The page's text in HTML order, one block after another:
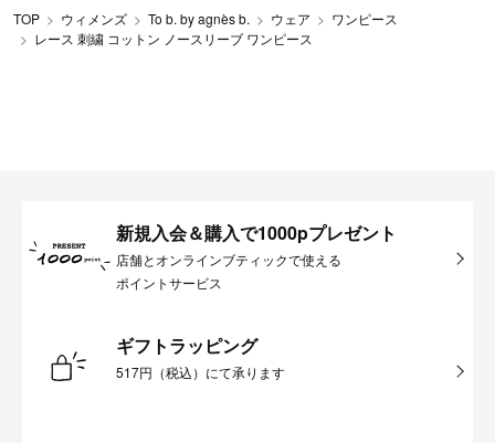
TOP ウィメンズ To b. by agnès b. ウェア
ワンピース
レース 刺繍 コットン ノースリーブ ワンピース
新規入会＆購入で1000pプレゼント
店舗とオンラインブティックで使える
ポイントサービス
ギフトラッピング
517円（税込）にて承ります